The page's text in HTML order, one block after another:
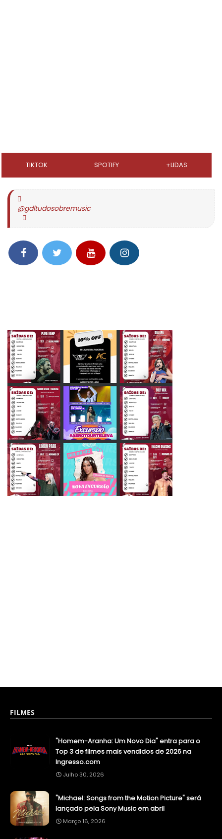
TIKTOK SPOTIFY +LIDAS
@gdltudosobremusic
FILMES
"Homem-Aranha: Um Novo Dia" entra para o
Top 3 de filmes mais vendidos de 2026 na
Ingresso.com
Julho 30, 2026
"Michael: Songs from the Motion Picture" será
lançado pela Sony Music em abril
Março 16, 2026